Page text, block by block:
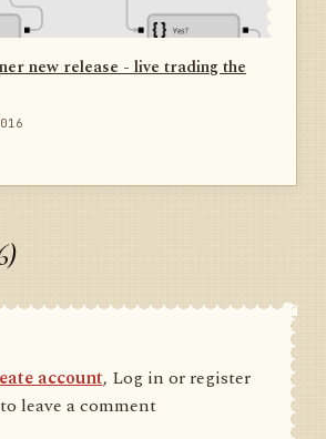
new release - live trading the
account, Log in or register
to leave a comment